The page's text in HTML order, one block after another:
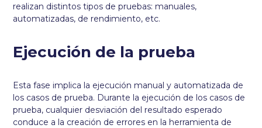
realizan distintos tipos de pruebas: manuales,
automatizadas, de rendimiento, etc.
Ejecución de la prueba
Esta fase implica la ejecución manual y automatizada de
los casos de prueba. Durante la ejecución de los casos de
prueba, cualquier desviación del resultado esperado
conduce a la creación de errores en la herramienta de